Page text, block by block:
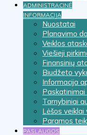
ADMINISTRACINĖ
INFORMACIJA
Nuostatai
Planavimo
Veiklos
Viešieji
Finansinių
Biudžeto
Informacija
Tarnybiniai
Lėšos veiklai
Paramos
PASLAUGOS